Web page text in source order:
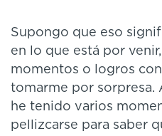
Supongo que eso
en lo que está por
momentos o logros
tomarme por sorpresa.
he tenido varios
pellizcarse para saber